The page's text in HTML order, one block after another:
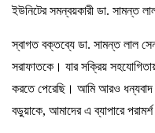
ইউনিটের সমন্বয়কারী ডা. সামন্ত
স্বাগত বক্তব্যে ডা. সামন্ত লাল
সরাফাতকে। যার সক্রিয়
করতে পেরেছি। আমি আরও ধন্যবাদ
বড়ুয়াকে, আমাদের এ ব্যাপারে